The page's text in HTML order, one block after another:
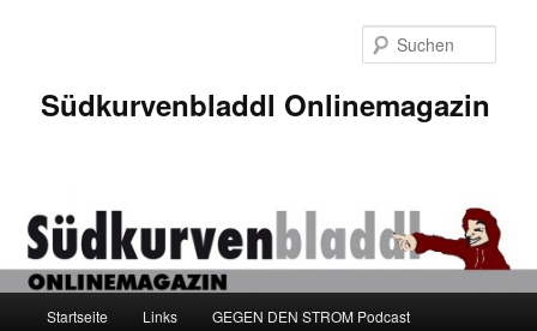
Südkurvenbladdl Onlinemagazin
Startseite Links GEGEN DEN STROM Podcast